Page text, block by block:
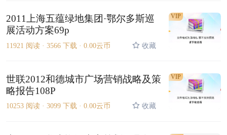
2011上海五蕴绿地集团·鄂尔多斯巡
展活动方案69p
11921 阅读 · 3566 下载 · 0.00云币 收藏
VIP
世联2012和德城市广场营销战略及策
略报告108P
10253 阅读 · 3099 下载 · 0.00云币 收藏
VIP